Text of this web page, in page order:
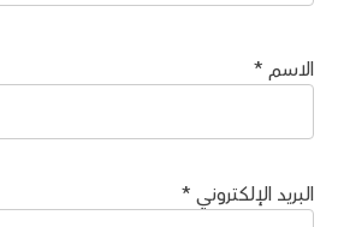
الاسم *
البريد الإلكتروني *